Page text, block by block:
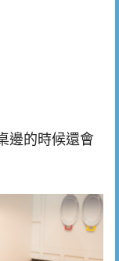
邊的時候還會